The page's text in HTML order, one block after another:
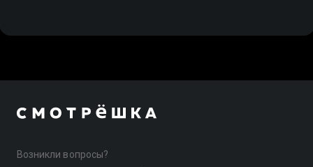
Возникли вопросы?